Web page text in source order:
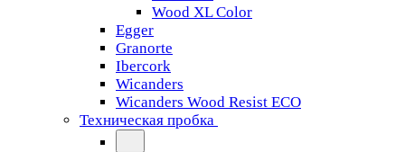
Wood XL Color
Egger
Granorte
Ibercork
Wicanders
Wicanders Wood Resist ECO
Техническая пробка